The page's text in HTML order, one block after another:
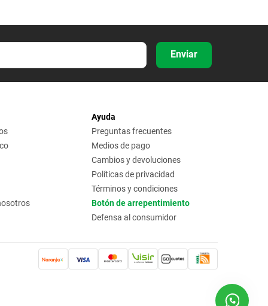
Enviar
Ayuda
Preguntas frecuentes
Medios de pago
Cambios y devoluciones
Políticas de privacidad
Términos y condiciones
Botón de arrepentimiento
Defensa al consumidor